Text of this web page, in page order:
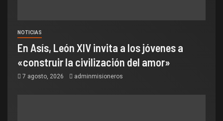
NOTICIAS
En Asís, León XIV invita a los jóvenes a
«construir la civilización del amor»
7 agosto, 2026 adminmisioneros